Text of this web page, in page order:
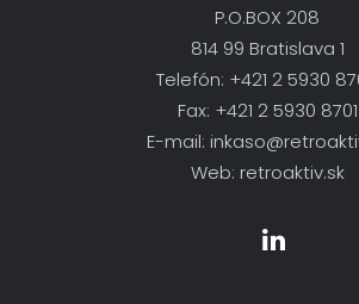
P.O.BOX 208
814 99 Bratislava 1
Telefón: +421 2 5930
Fax: +421 2 5930 8701
E-mail:
Web: retroaktiv.sk